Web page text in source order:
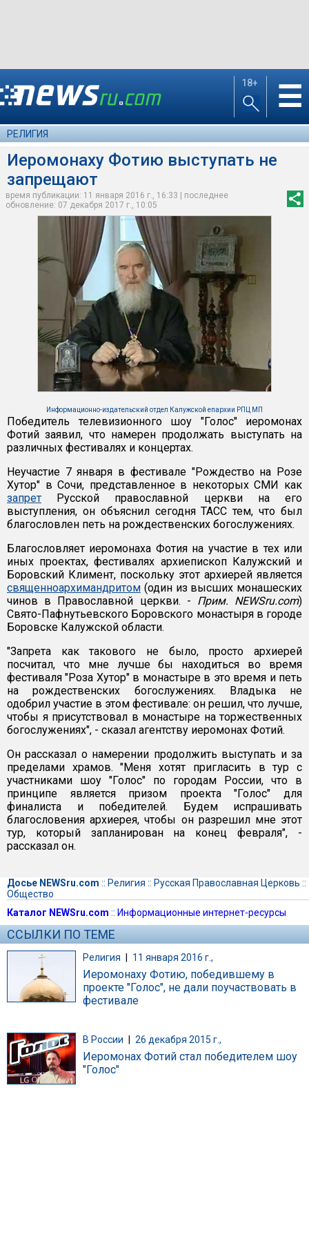
18+ ☰
РЕЛИГИЯ
Иеромонаху Фотию выступать не
запрещают
время публикации: 11 января 2016 г., 16:33 | последнее
обновление: 07 декабря 2017 г., 10:05
Информационно-издательский отдел Калужской епархии РПЦ МП
Победитель телевизионного шоу "Голос" иеромонах
Фотий заявил, что намерен продолжать выступать на
различных фестивалях и концертах.
Неучастие 7 января в фестивале "Рождество на Розе
Хутор" в Сочи, представленное в некоторых СМИ как
запрет Русской православной церкви на его
выступления, он объяснил сегодня ТАСС тем, что был
благословлен петь на рождественских богослужениях.
Благословляет иеромонаха Фотия на участие в тех или
иных проектах, фестивалях архиепископ Калужский и
Боровский Климент, поскольку этот архиерей является
священноархимандритом (один из высших монашеских
чинов в Православной церкви. - Прим. NEWSru.com)
Свято-Пафнутьевского Боровского монастыря в городе
Боровске Калужской области.
"Запрета как такового не было, просто архиерей
посчитал, что мне лучше бы находиться во время
фестиваля "Роза Хутор" в монастыре в это время и петь
на рождественских богослужениях. Владыка не
одобрил участие в этом фестивале: он решил, что лучше,
чтобы я присутствовал в монастыре на торжественных
богослужениях", - сказал агентству иеромонах Фотий.
Он рассказал о намерении продолжить выступать и за
пределами храмов. "Меня хотят пригласить в тур с
участниками шоу "Голос" по городам России, что в
принципе является призом проекта "Голос" для
финалиста и победителей. Будем испрашивать
благословения архиерея, чтобы он разрешил мне этот
тур, который запланирован на конец февраля", -
рассказал он.
Досье NEWSru.com :: Религия :: Русская Православная Церковь ::
Общество
Каталог NEWSru.com :: Информационные интернет-ресурсы
ССЫЛКИ ПО ТЕМЕ
Религия | 11 января 2016 г.,
Иеромонаху Фотию, победившему в
проекте "Голос", не дали поучаствовать в
фестивале
В России 26 декабря 2015 г.,
Иеромонах Фотий стал победителем шоу
"Голос"